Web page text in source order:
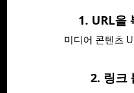
1. URL을
미디어 콘텐츠
2. 링크